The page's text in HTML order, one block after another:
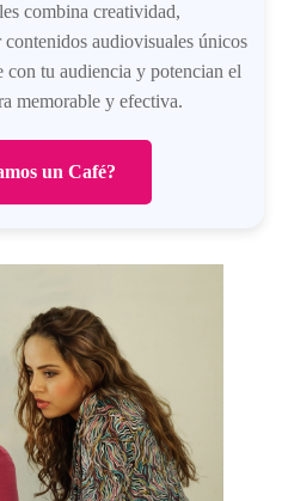
combina creatividad,
audiovisuales únicos
con tu audiencia y potencian el
memorable y efectiva.
un Café?